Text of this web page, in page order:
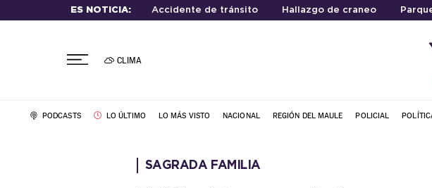
ES NOTICIA: Accidente de tránsito Hallazgo de craneo
CLIMA
PODCASTS LO ÚLTIMO LO MÁS VISTO NACIONAL REGIÓN DEL MAULE POLICIAL
SAGRADA FAMILIA